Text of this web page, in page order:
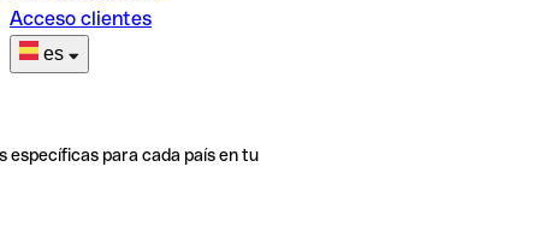
Acceso clientes
es
específicas para cada país en tu